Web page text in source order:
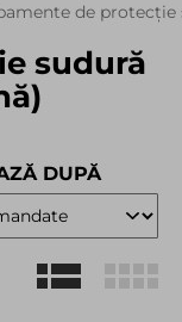
de
sudură
DUPĂ